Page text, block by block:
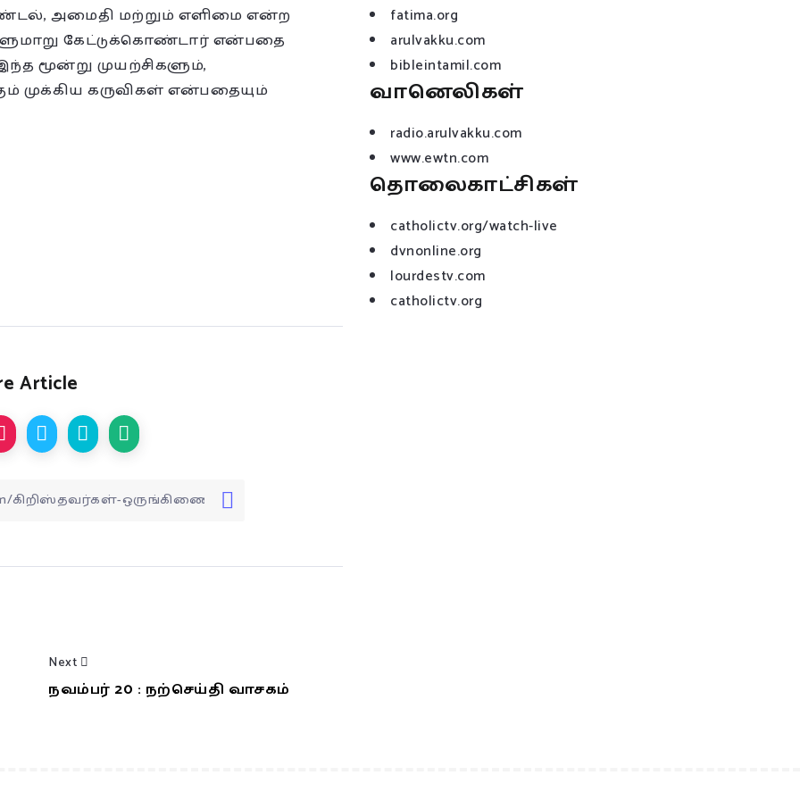
அமைதி மற்றும் எளிமை என்ற
கேட்டுக்கொண்டார் என்பதை
மூன்று முயற்சிகளும்,
முக்கிய கருவிகள் என்பதையும்
Article
Next
நவம்பர் 20 : நற்செய்தி வாசகம்
fatima.org
arulvakku.com
bibleintamil.com
வானெலிகள்
radio.arulvakku.com
www.ewtn.com
தொலைகாட்சிகள்
catholictv.org/watch-live
dvnonline.org
lourdestv.com
catholictv.org